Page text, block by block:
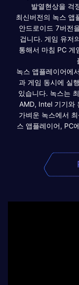
발열현상을 걱
최신버전의 녹스 앱
안드로이드 7버전
겁니다. 게임 유저
통해서 마침 PC 게
녹스 앱플레이어에
과 게임 동시에 실
있습니다. 녹스는
AMD, Intel 기기와
가벼운 녹스에서
스 앱플레이어, PC